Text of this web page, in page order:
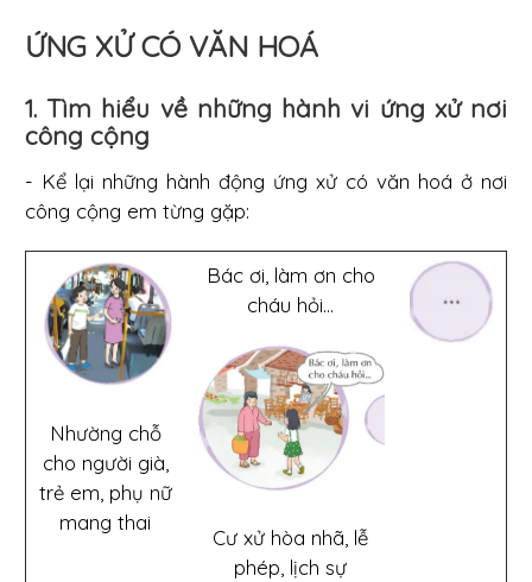
ỨNG XỬ CÓ VĂN HOÁ
1. Tìm hiểu về những hành vi ứng xử nơi
công cộng
- Kể lại những hành động ứng xử có văn hoá ở nơi
công cộng em từng gặp:
Nhường chỗ
cho người già,
trẻ em, phụ nữ
mang thai
Bác ơi, làm ơn cho
cháu hỏi...
Cư xử hòa nhã, lễ
phép, lịch sự